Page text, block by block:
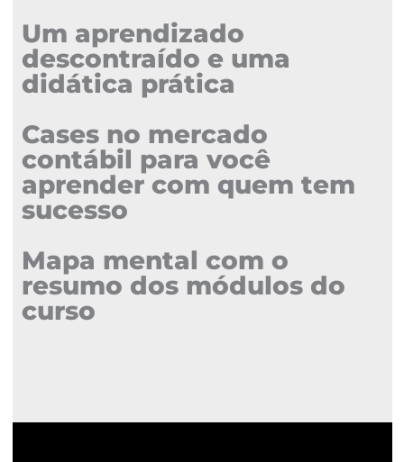
Um aprendizado
descontraído e uma
didática prática
Cases no mercado
contábil para você
aprender com quem tem
sucesso
Mapa mental com o
resumo dos módulos do
curso